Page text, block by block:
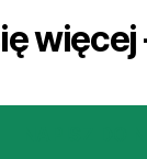
więcej